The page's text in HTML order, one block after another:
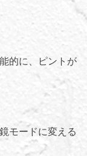
的に、ピントが
モードに変える